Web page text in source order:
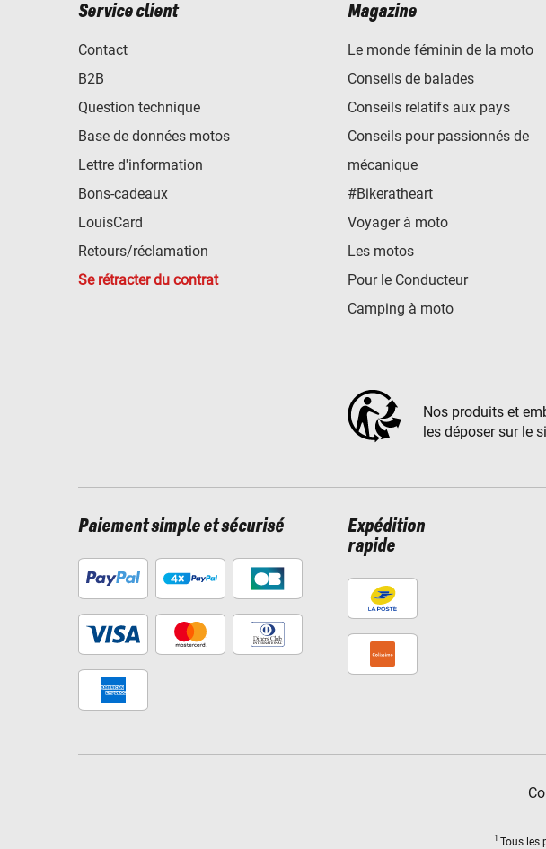
Service client
Contact
B2B
Question technique
Base de données motos
Lettre d'information
Bons-cadeaux
LouisCard
Retours/réclamation
Se rétracter du contrat
Magazine
Le monde féminin de la moto
Conseils de balades
Conseils relatifs aux pays
Conseils pour passionnés de
mécanique
#Bikeratheart
Voyager à moto
Les motos
Pour le Conducteur
Camping à moto
Nos produits et
les déposer sur le
Paiement simple et sécurisé
Expédition
rapide
1 Tous les